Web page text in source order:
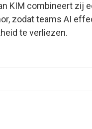
KIM combineert zij
zodat teams AI
te verliezen.